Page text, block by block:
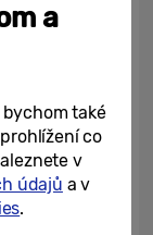
a
bychom také
co
v
údajů a v
.